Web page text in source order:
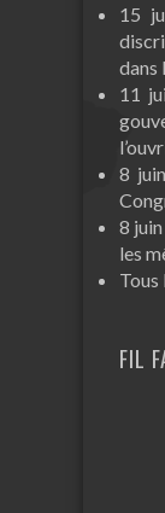
15
dans
11
8
8
les
FIL